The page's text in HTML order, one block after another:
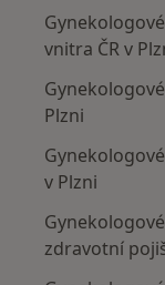
vnitra ČR v
Plzni
v Plzni
zdravotní